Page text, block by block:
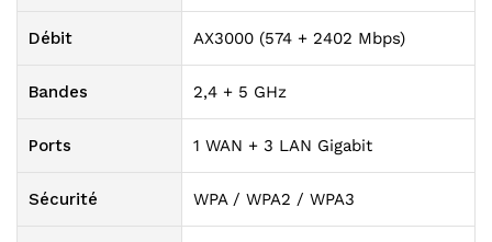
Débit AX3000 (574 + 2402 Mbps)
Bandes 2,4 + 5 GHz
Ports 1 WAN + 3 LAN Gigabit
Sécurité WPA / WPA2 / WPA3